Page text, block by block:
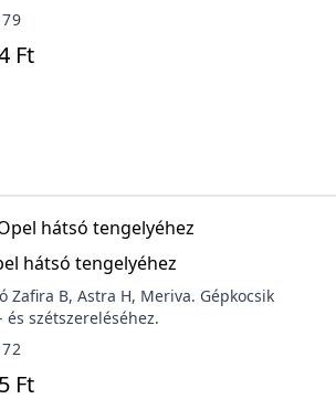
Ft
hátsó tengelyéhez
Zafira B, Astra H, Meriva. Gépkocsik
és szétszereléséhez.
Ft